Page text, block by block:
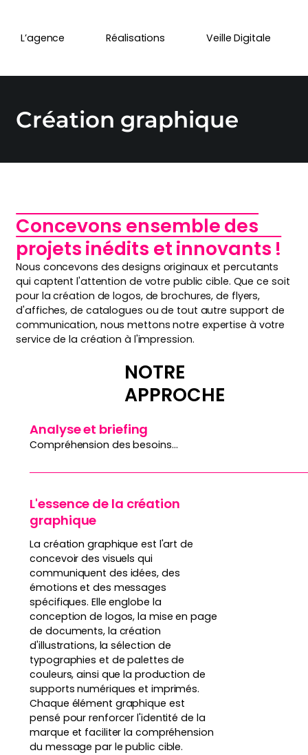
L’agence Réalisations Veille Digitale
Création graphique
Concevons ensemble des
projets inédits et innovants !
Nous concevons des designs originaux et percutants
qui captent l'attention de votre public cible. Que ce soit
pour la création de logos, de brochures, de flyers,
d'affiches, de catalogues ou de tout autre support de
communication, nous mettons notre expertise à votre
service de la création à l'impression.
NOTRE
APPROCHE
Analyse et briefing
Compréhension des besoins...
L'essence de la création
graphique
La création graphique est l'art de
concevoir des visuels qui
communiquent des idées, des
émotions et des messages
spécifiques. Elle englobe la
conception de logos, la mise en page
de documents, la création
d'illustrations, la sélection de
typographies et de palettes de
couleurs, ainsi que la production de
supports numériques et imprimés.
Chaque élément graphique est
pensé pour renforcer l'identité de la
marque et faciliter la compréhension
du message par le public cible.